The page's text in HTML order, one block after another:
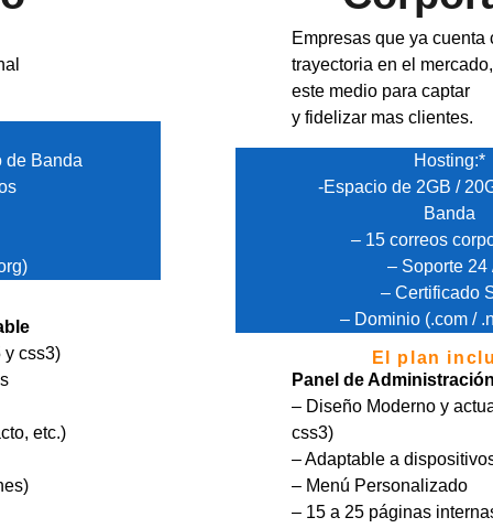
de Banda
y css3)
etc.)
Empresas que ya cuenta
trayectoria en el
este medio para captar
y fidelizar mas clientes.
Hosting:*
-Espacio de 2GB /
Banda
– 15 correos
– Soporte 24
– Certificado
– Dominio (.com /
El plan
Panel de
– Diseño Moderno y
css3)
– Adaptable a
– Menú Personalizado
– 15 a 25 páginas